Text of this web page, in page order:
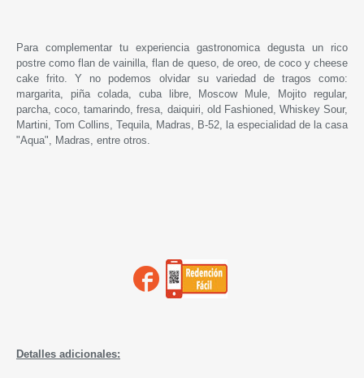
Para complementar tu experiencia gastronomica degusta un rico
postre como flan de vainilla, flan de queso, de oreo, de coco y cheese
cake frito. Y no podemos olvidar su variedad de tragos como:
margarita, piña colada, cuba libre, Moscow Mule, Mojito regular,
parcha, coco, tamarindo, fresa, daiquiri, old Fashioned, Whiskey Sour,
Martini, Tom Collins, Tequila, Madras, B-52, la especialidad de la casa
"Aqua", Madras, entre otros.
Detalles adicionales: